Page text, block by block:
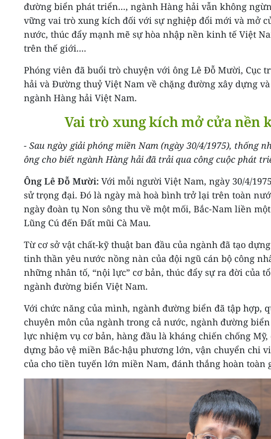
đường biển phát triển..., ngành Hàng hải vẫn không
vững vai trò xung kích đối với sự nghiệp đổi mới và mở
nước, thúc đẩy mạnh mẽ sự hòa nhập nền kinh tế Việt
trên thế giới....
Phóng viên đã buổi trò chuyện với ông Lê Đỗ Mười, Cục
hải và Đường thuỷ Việt Nam về chặng đường xây dựng
ngành Hàng hải Việt Nam.
Vai trò xung kích mở cửa nền
- Sau ngày giải phóng miền Nam (ngày 30/4/1975), thống
ông cho biết ngành Hàng hải đã trải qua công cuộc phát
Ông Lê Đỗ Mười: Với mỗi người Việt Nam, ngày 30/4/
sử trọng đại. Đó là ngày mà hoà bình trở lại trên toàn
ngày đoàn tụ Non sông thu về một mối, Bắc-Nam liền
Lũng Cú đến Đất mũi Cà Mau.
Từ cơ sở vật chất-kỹ thuật ban đầu của ngành đã tạo
tinh thần yêu nước nồng nàn của đội ngũ cán bộ công
những nhân tố, “nội lực” cơ bản, thúc đẩy sự ra đời của
ngành đường biển Việt Nam.
Với chức năng của mình, ngành đường biển đã tập hợp,
chuyên môn của ngành trong cả nước, ngành đường
lực nhiệm vụ cơ bản, hàng đầu là kháng chiến chống
dựng bảo vệ miền Bắc-hậu phương lớn, vận chuyển chi
của cho tiền tuyến lớn miền Nam, đánh thắng hoàn toàn